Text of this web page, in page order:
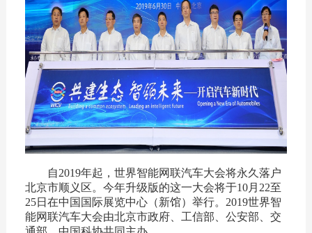
自2019年起，世界智能网联汽车大会将永久落户
北京市顺义区。今年升级版的这一大会将于10月22至
25日在中国国际展览中心（新馆）举行。2019世界智
能网联汽车大会由北京市政府、工信部、公安部、交